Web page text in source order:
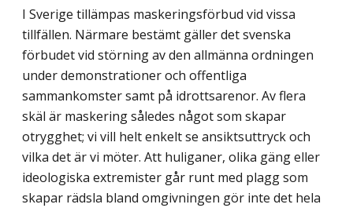
I Sverige tillämpas maskeringsförbud vid vissa
tillfällen. Närmare bestämt gäller det svenska
förbudet vid störning av den allmänna ordningen
under demonstrationer och offentliga
sammankomster samt på idrottsarenor. Av flera
skäl är maskering således något som skapar
otrygghet; vi vill helt enkelt se ansiktsuttryck och
vilka det är vi möter. Att huliganer, olika gäng eller
ideologiska extremister går runt med plagg som
skapar rädsla bland omgivningen gör inte det hela